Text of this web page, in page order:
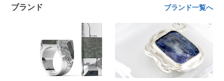
ブランド ブランド一覧へ